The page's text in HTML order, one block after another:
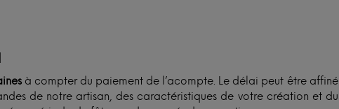
à compter du paiement de l’acompte. Le délai peut être affiné
de notre artisan, des caractéristiques de votre création et du